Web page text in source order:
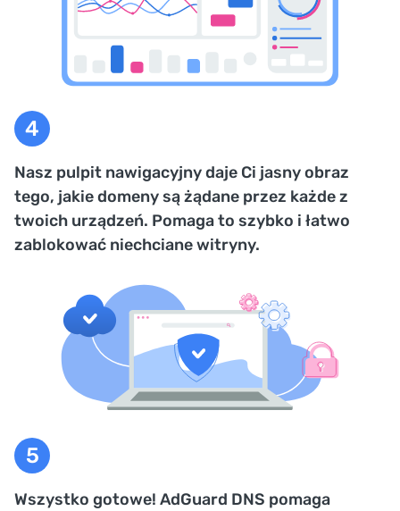
Nasz pulpit nawigacyjny daje Ci jasny obraz
tego, jakie domeny są żądane przez każde z
twoich urządzeń. Pomaga to szybko i łatwo
zablokować niechciane witryny.
Wszystko gotowe! AdGuard DNS pomaga